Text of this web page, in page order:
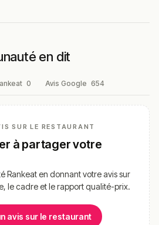
en dit
0 Avis Google 654
SUR LE RESTAURANT
à partager votre
Rankeat en donnant votre avis sur
le cadre et le rapport qualité-prix.
avis sur le restaurant